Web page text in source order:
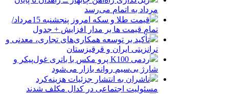
مرداد به اتمام می‌رسد
قیمت طلا و سکه امروز پنجشنبه 15مرداد/
تمام قیمت ها بر مدار افزایش + جدول
تأکید بر توسعه همکاری‌های تجاری، معدنی و
ترانزیتی ایران و قرقیزستان
ردمی K100 پرو مکس با باتری غول‌پیکر و
شارژ بی‌سیم روانه بازار می‌شود
ناشران به انتشار جزئیات هزینه‌کرد
مسئولیت اجتماعی در کدال مکلف شدند